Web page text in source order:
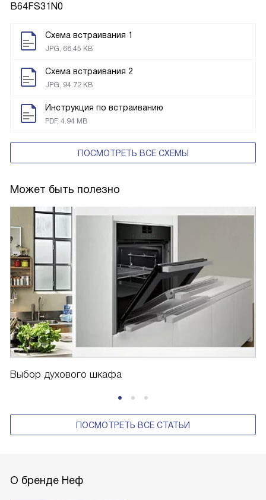
B64FS31N0
Схема встраивания 1
JPG, 68.45 KB
Схема встраивания 2
JPG, 94.72 KB
Инструкция по встраиванию
PDF, 4.94 MB
ПОСМОТРЕТЬ ВСЕ СХЕМЫ
Может быть полезно
Выбор духового шкафа
ПОСМОТРЕТЬ ВСЕ СТАТЬИ
О бренде Неф